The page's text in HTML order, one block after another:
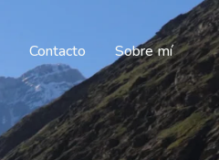
Contacto Sobre mí